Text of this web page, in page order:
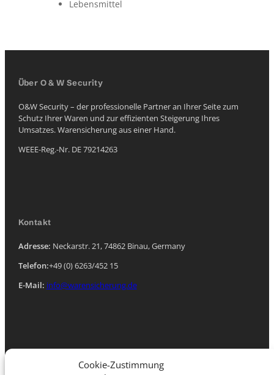
Cookie-Zustimmung
Lebensmittel
Über O & W Security
O&W Security – der professionelle Partner an Ihrer Seite zum
Schutz Ihrer Waren und zur effizienten Steigerung Ihres
Umsatzes. Warensicherung aus einer Hand.
WEEE-Reg.-Nr. DE 79214263
Kontakt
Adresse: Neckarstr. 21, 74862 Binau, Germany
Telefon:+49 (0) 6263/452 15
E-Mail: info@warensicherung.de